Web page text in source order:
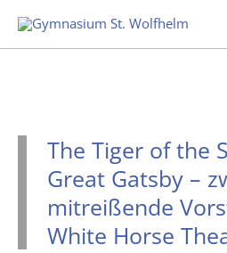
Inhalt
springen
The Tiger of the
Great Gatsby –
mitreißende
White Horse